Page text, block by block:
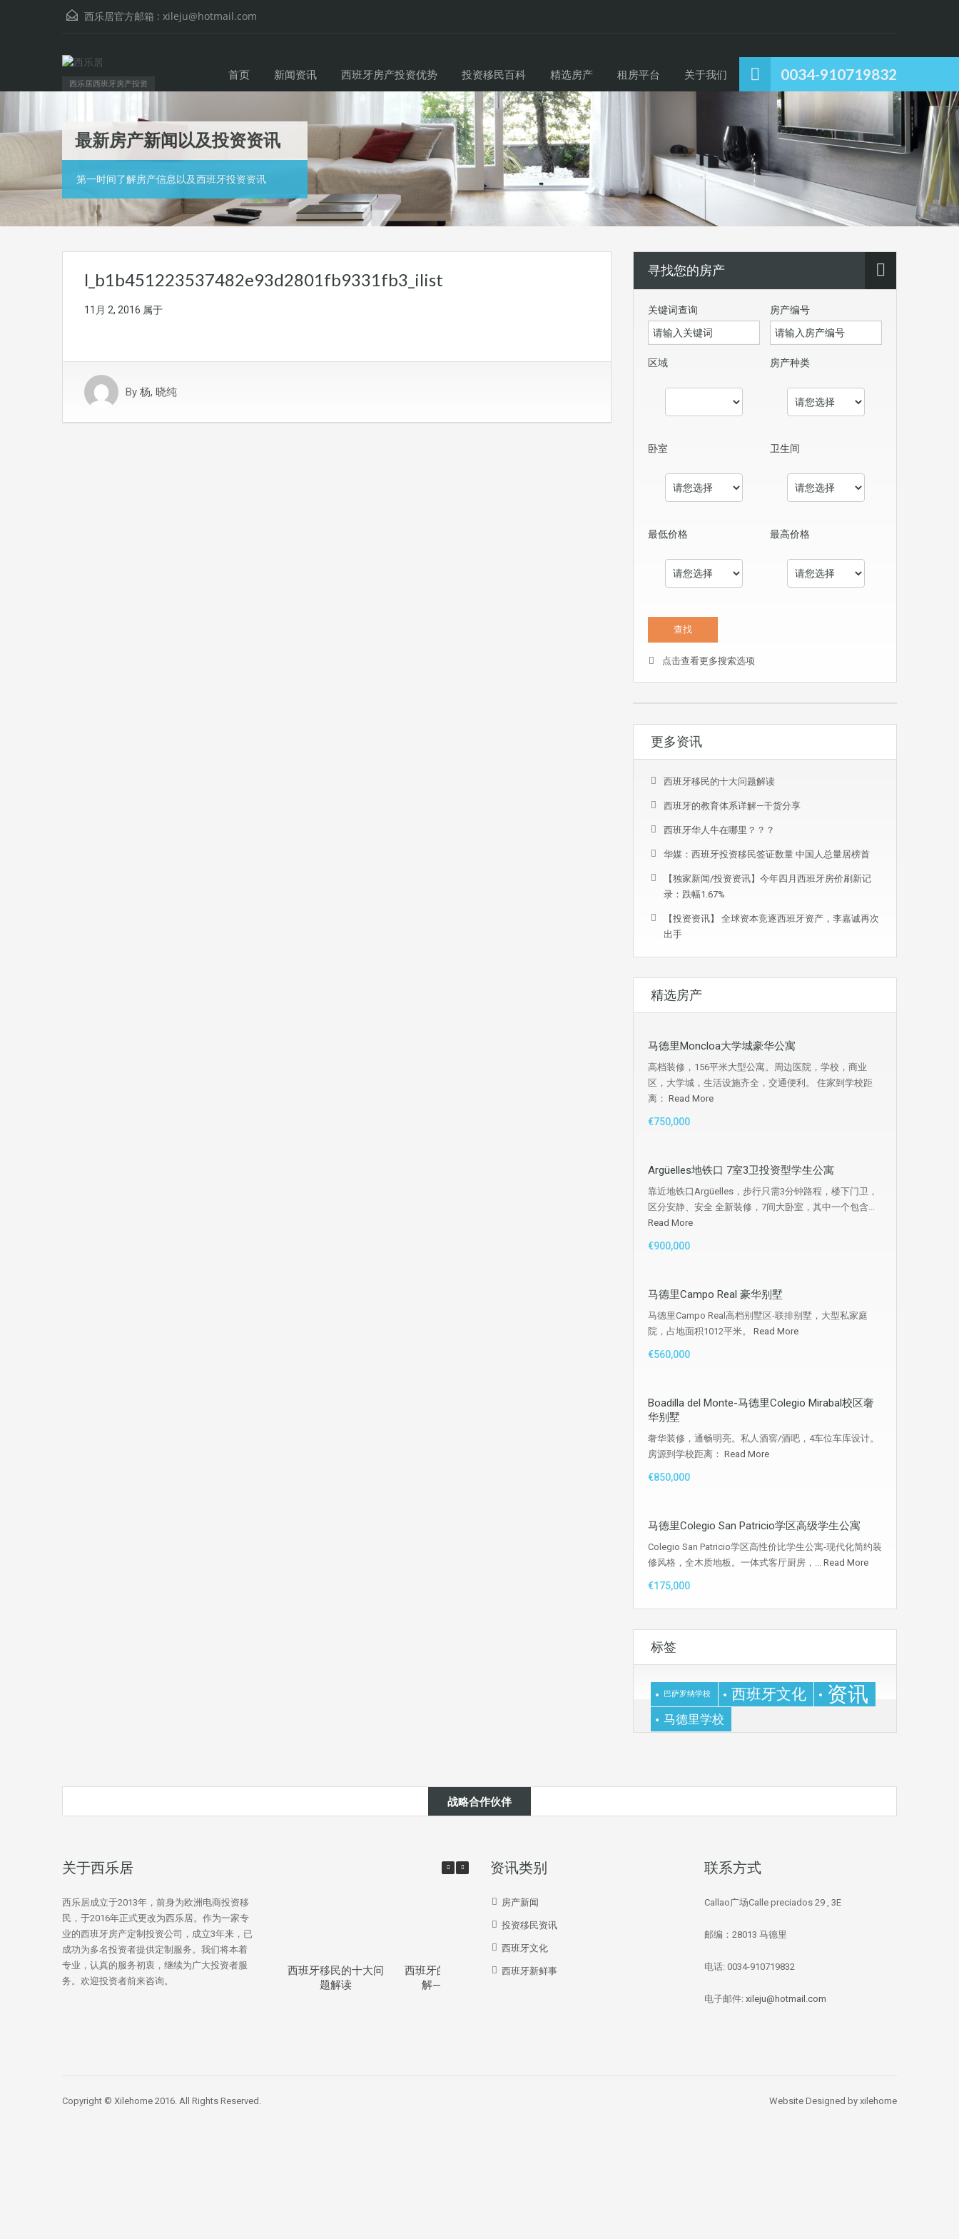
西乐居官方邮箱 : xileju@hotmail.com
西乐居西班牙房产投资
0034-910719832
首页 新闻资讯 西班牙房产投资优势 投资移民百科 精选房产 租房平台 关于我们
最新房产新闻以及投资资讯
第一时间了解房产信息以及西班牙投资资讯
l_b1b451223537482e93d2801fb9331fb3_ilist
11月 2, 2016 属于
By 杨, 晓纯
寻找您的房产
关键词查询 房产编号
区域 房产种类
卧室 卫生间
最低价格 最高价格
点击查看更多搜索选项
更多资讯
西班牙移民的十大问题解读
西班牙的教育体系详解—干货分享
西班牙华人牛在哪里？？？
华媒：西班牙投资移民签证数量 中国人总量居榜首
【独家新闻/投资资讯】今年四月西班牙房价刷新记
录：跌幅1.67%
【投资资讯】 全球资本竞逐西班牙资产，李嘉诚再次
出手
精选房产
马德里Moncloa大学城豪华公寓
高档装修，156平米大型公寓。周边医院，学校，商业
区，大学城，生活设施齐全，交通便利。 住家到学校距
离： Read More
€750,000
Argüelles地铁口 7室3卫投资型学生公寓
靠近地铁口Argüelles，步行只需3分钟路程，楼下门卫，
区分安静、安全 全新装修，7间大卧室，其中一个包含...
Read More
€900,000
马德里Campo Real 豪华别墅
马德里Campo Real高档别墅区-联排别墅，大型私家庭
院，占地面积1012平米。 Read More
€560,000
Boadilla del Monte-马德里Colegio Mirabal校区奢
华别墅
奢华装修，通畅明亮。私人酒窖/酒吧，4车位车库设计。
房源到学校距离： Read More
€850,000
马德里Colegio San Patricio学区高级学生公寓
Colegio San Patricio学区高性价比学生公寓-现代化简约装
修风格，全木质地板。一体式客厅厨房，... Read More
€175,000
标签
巴萨罗纳学校 西班牙文化 资讯
马德里学校
战略合作伙伴
关于西乐居
西乐居成立于2013年，前身为欧洲电商投资移
民，于2016年正式更改为西乐居。作为一家专
业的西班牙房产定制投资公司，成立3年来，已
成功为多名投资者提供定制服务。我们将本着
专业，认真的服务初衷，继续为广大投资者服
务。欢迎投资者前来咨询。
西班牙移民的十大问
题解读
西班牙的教育体系详
解—干货分享
西班牙华人牛在哪
华媒：西班牙投资移
总量居榜首
【独家新闻/投资资
房价刷新记录：跌幅
资讯类别
房产新闻
投资移民资讯
西班牙文化
西班牙新鲜事
联系方式
Callao广场Calle preciados 29 , 3E
邮编：28013 马德里
电话: 0034-910719832
电子邮件: xileju@hotmail.com
Copyright © Xilehome 2016. All Rights Reserved. Website Designed by xilehome